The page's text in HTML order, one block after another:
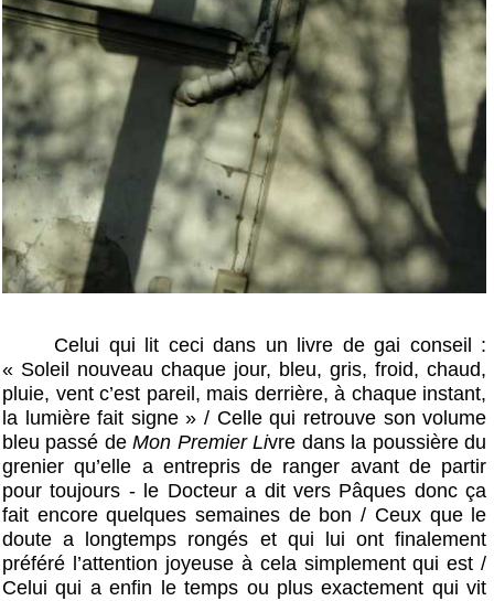
Celui qui lit ceci dans un livre de gai conseil :
« Soleil nouveau chaque jour, bleu, gris, froid, chaud,
pluie, vent c’est pareil, mais derrière, à chaque instant,
la lumière fait signe » / Celle qui retrouve son volume
bleu passé deMon Premier Livre dans la poussière du
grenier qu’elle a entrepris de ranger avant de partir
pour toujours - le Docteur a dit vers Pâques donc ça
fait encore quelques semaines de bon / Ceux que le
doute a longtemps rongés et qui lui ont finalement
préféré l’attention joyeuse à cela simplement qui est /
Celui qui a enfin le temps ou plus exactement qui vit